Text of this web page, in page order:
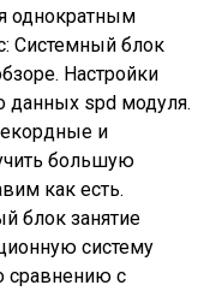
однократным
Системный блок
Настройки
данных spd модуля.
и
большую
как есть.
блок занятие
систему
сравнению с